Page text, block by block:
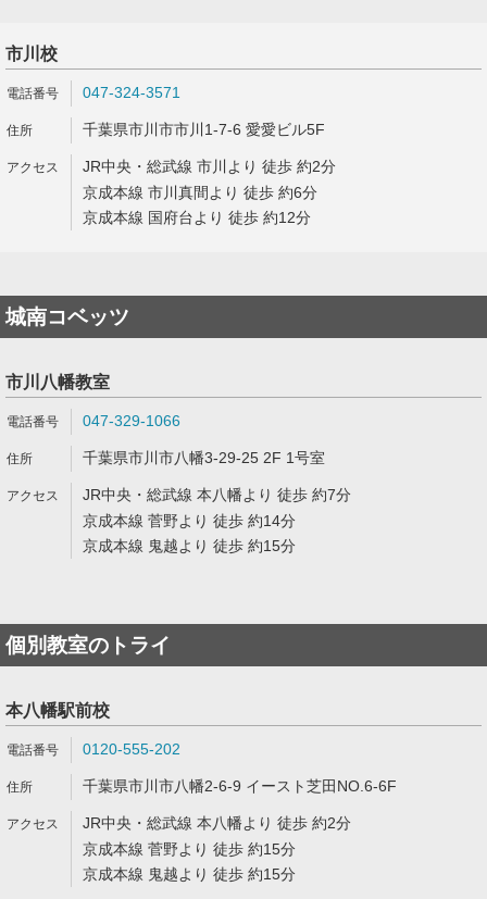
市川校
047-324-3571
千葉県市川市市川1-7-6 愛愛ビル5F
JR中央・総武線 市川より 徒歩 約2分
京成本線 市川真間より 徒歩 約6分
京成本線 国府台より 徒歩 約12分
城南コベッツ
市川八幡教室
047-329-1066
千葉県市川市八幡3-29-25 2F 1号室
JR中央・総武線 本八幡より 徒歩 約7分
京成本線 菅野より 徒歩 約14分
京成本線 鬼越より 徒歩 約15分
個別教室のトライ
本八幡駅前校
0120-555-202
千葉県市川市八幡2-6-9 イースト芝田NO.6-6F
JR中央・総武線 本八幡より 徒歩 約2分
京成本線 菅野より 徒歩 約15分
京成本線 鬼越より 徒歩 約15分